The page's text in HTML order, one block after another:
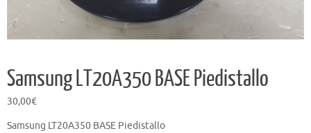
Samsung LT20A350 BASE Piedistallo
30,00€
Samsung LT20A350 BASE Piedistallo